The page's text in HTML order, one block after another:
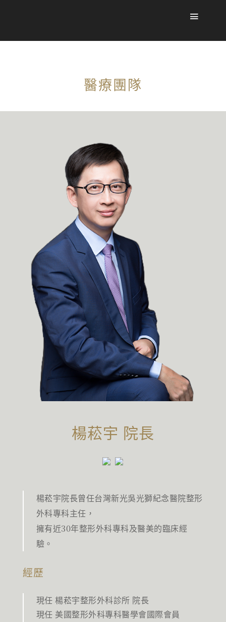
醫療團隊
楊菘宇 院長
楊菘宇院長曾任台灣新光吳光獅紀念醫院整形
外科專科主任，
擁有近30年整形外科專科及醫美的臨床經
驗。
經歷
現任 楊菘宇整形外科診所 院長
現任 美國整形外科專科醫學會國際會員